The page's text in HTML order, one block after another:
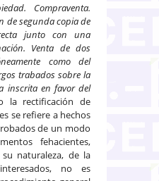
Compraventa.
de segunda copia de
junto con una
Venta de dos
como del
trabados sobre la
inscrita en favor del
la rectificación de
se refiere a hechos
de un modo
fehacientes,
naturaleza, de la
no es